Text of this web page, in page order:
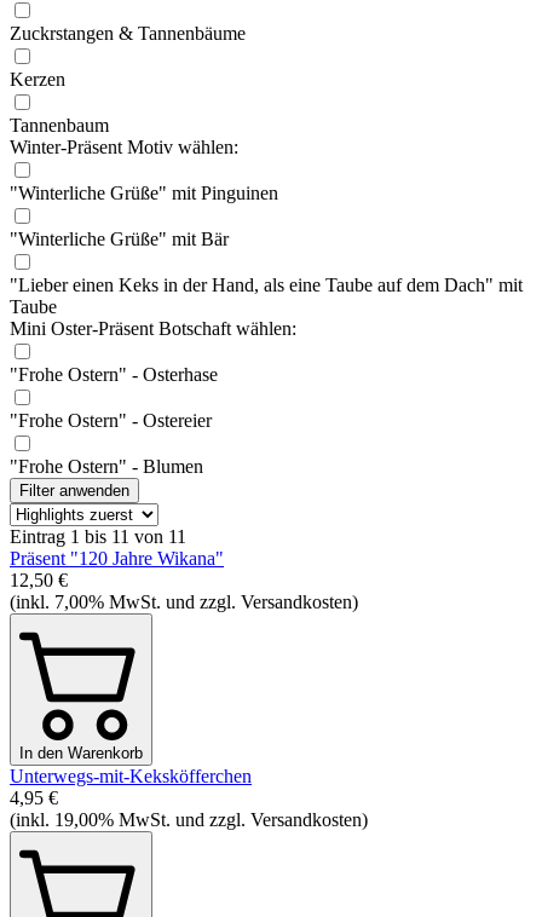
Zuckrstangen & Tannenbäume
Kerzen
Tannenbaum
Winter-Präsent Motiv wählen:
"Winterliche Grüße" mit Pinguinen
"Winterliche Grüße" mit Bär
"Lieber einen Keks in der Hand, als eine Taube auf dem Dach" mit
Taube
Mini Oster-Präsent Botschaft wählen:
"Frohe Ostern" - Osterhase
"Frohe Ostern" - Ostereier
"Frohe Ostern" - Blumen
Filter anwenden
Eintrag 1 bis 11 von 11
Präsent "120 Jahre Wikana"
12,50 €
(inkl. 7,00% MwSt. und zzgl. Versandkosten)
In den Warenkorb
Unterwegs-mit-Keksköfferchen
4,95 €
(inkl. 19,00% MwSt. und zzgl. Versandkosten)